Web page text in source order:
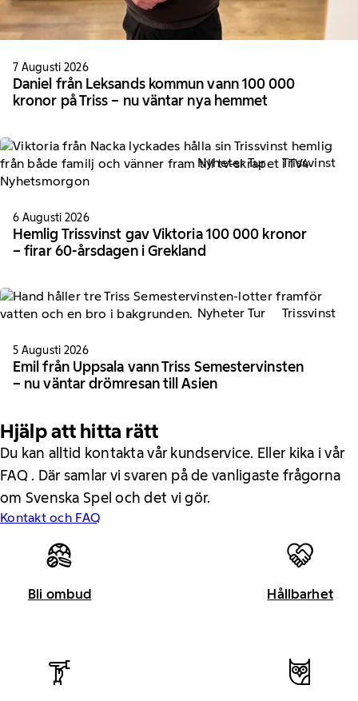
7 Augusti 2026
Daniel från Leksands kommun vann 100 000
kronor på Triss – nu väntar nya hemmet
Nyheter Tur Trissvinst
6 Augusti 2026
Hemlig Trissvinst gav Viktoria 100 000 kronor
– firar 60-årsdagen i Grekland
Nyheter Tur Trissvinst
5 Augusti 2026
Emil från Uppsala vann Triss Semestervinsten
– nu väntar drömresan till Asien
Hjälp att hitta rätt
Du kan alltid kontakta vår kundservice. Eller kika i vår
FAQ . Där samlar vi svaren på de vanligaste frågorna
om Svenska Spel och det vi gör.
Kontakt och FAQ
Bli ombud Hållbarhet